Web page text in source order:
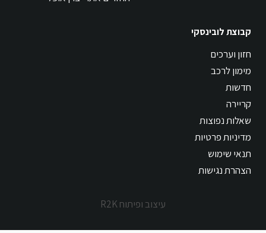
קבוצת לובינסקי
חזון וערכים
מימון לרכב
חדשות
קריירה
שאלות נפוצות
מדיניות פרטיות
תנאי שימוש
הצהרת נגישות
עיצוב ופיתוח R2K